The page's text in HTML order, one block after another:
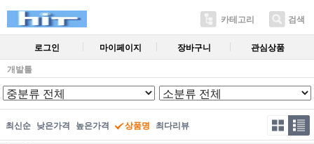
카테고리 검색
로그인 마이페이지 장바구니 관심상품
개발툴
최신순 낮은가격 높은가격 상품명 최다리뷰